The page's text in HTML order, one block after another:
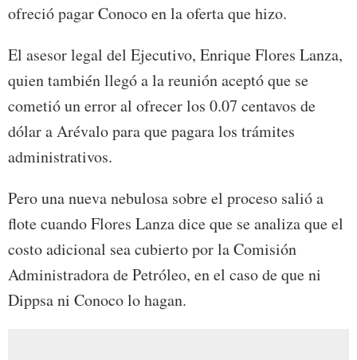
ofreció pagar Conoco en la oferta que hizo.
El asesor legal del Ejecutivo, Enrique Flores Lanza,
quien también llegó a la reunión aceptó que se
cometió un error al ofrecer los 0.07 centavos de
dólar a Arévalo para que pagara los trámites
administrativos.
Pero una nueva nebulosa sobre el proceso salió a
flote cuando Flores Lanza dice que se analiza que el
costo adicional sea cubierto por la Comisión
Administradora de Petróleo, en el caso de que ni
Dippsa ni Conoco lo hagan.